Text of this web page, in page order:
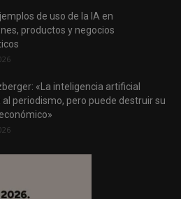
de uso de la IA en
productos y negocios
«La inteligencia artificial
periodismo, pero puede destruir su